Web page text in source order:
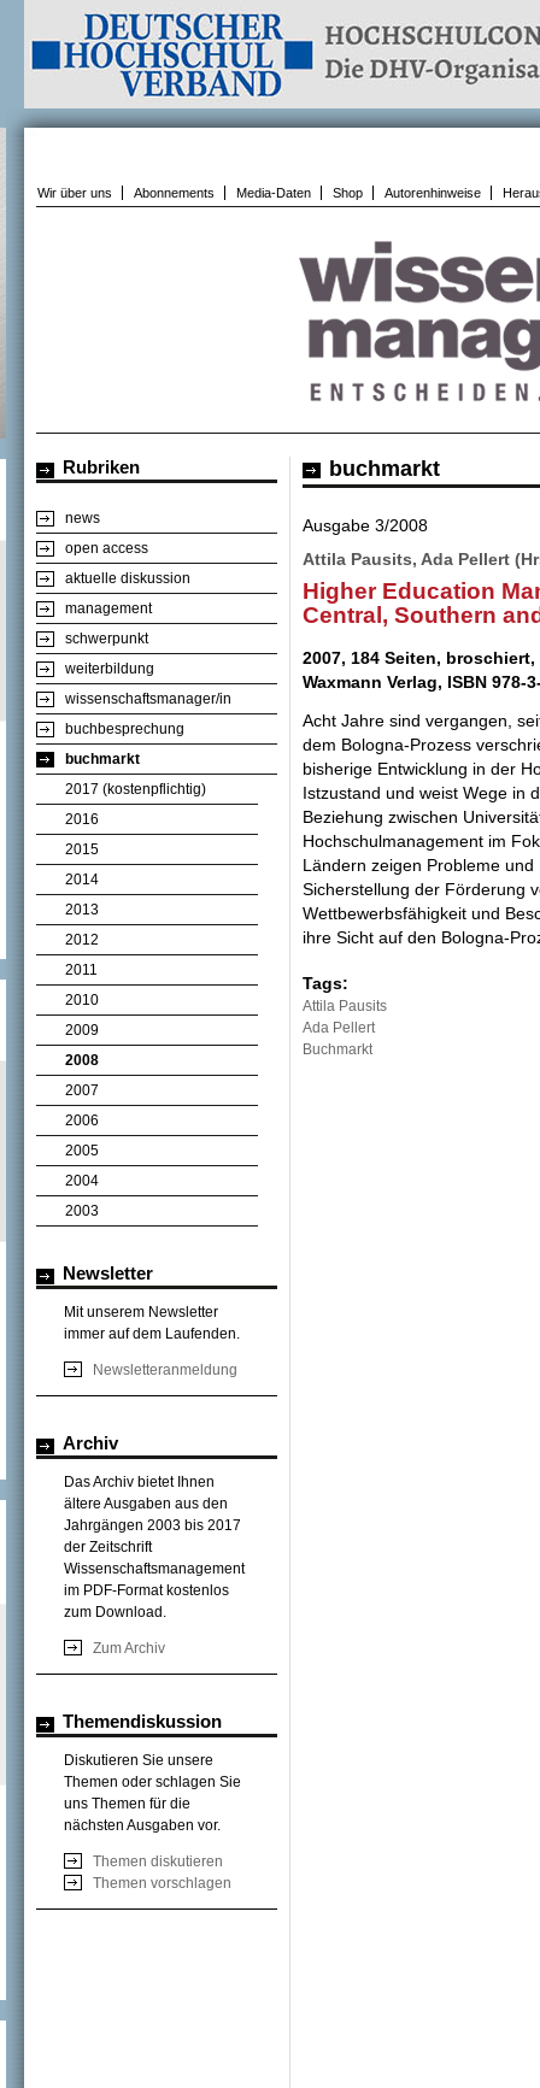
Wir über uns Abonnements Media-Daten Shop Autorenhinweise
Rubriken
news
open access
aktuelle diskussion
management
schwerpunkt
weiterbildung
wissenschaftsmanager/in
buchbesprechung
buchmarkt
2017 (kostenpflichtig)
2016
2015
2014
2013
2012
2011
2010
2009
2008
2007
2006
2005
2004
2003
Newsletter
Mit unserem Newsletter
immer auf dem Laufenden.
Newsletteranmeldung
Archiv
Das Archiv bietet Ihnen
ältere Ausgaben aus den
Jahrgängen 2003 bis 2017
der Zeitschrift
Wissenschaftsmanagement
im PDF-Format kostenlos
zum Download.
Zum Archiv
Themendiskussion
Diskutieren Sie unsere
Themen oder schlagen Sie
uns Themen für die
nächsten Ausgaben vor.
Themen diskutieren
Themen vorschlagen
buchmarkt
Ausgabe 3/2008
Attila Pausits, Ada Pellert
Higher Education
Central, Southern
2007, 184 Seiten, broschiert,
Waxmann Verlag, ISBN 978-
Acht Jahre sind vergangen,
dem Bologna-Prozess
bisherige Entwicklung in der
Istzustand und weist Wege in
Beziehung zwischen
Hochschulmanagement im
Ländern zeigen Probleme
Sicherstellung der Förderung
Wettbewerbsfähigkeit und
ihre Sicht auf den Bologna-
Tags:
Attila Pausits
Ada Pellert
Buchmarkt